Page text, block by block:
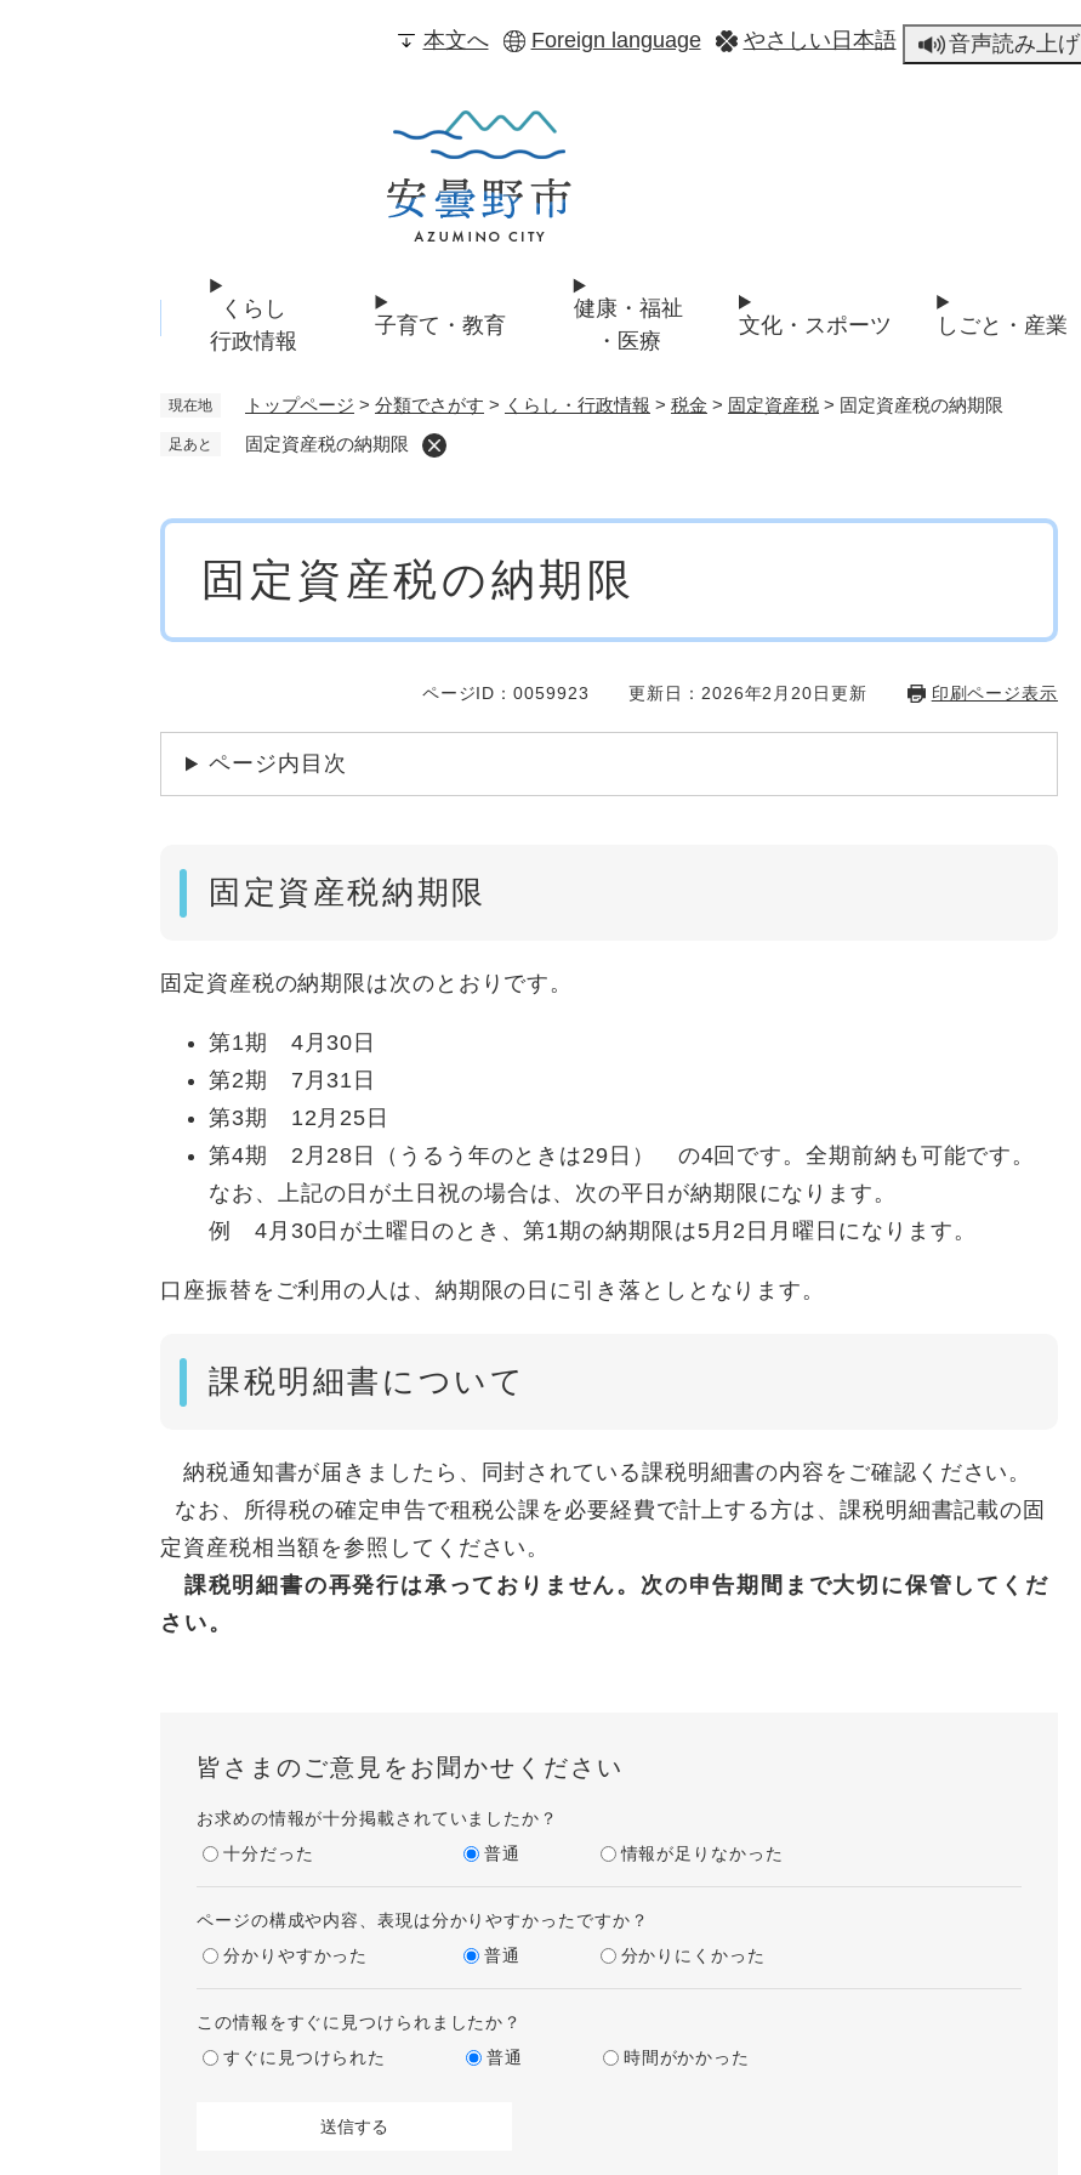
本文へ Foreign language やさしい日本語 音声読み上げ
くらし
行政情報
子育て・教育
健康・福祉
・医療
文化・スポーツ しごと・産業
現在地 トップページ > 分類でさがす > くらし・行政情報 > 税金 > 固定資産税 > 固定資産税の納期限
足あと 固定資産税の納期限
固定資産税の納期限
ページID：0059923 更新日：2026年2月20日更新 印刷ページ表示
ページ内目次
固定資産税納期限
固定資産税の納期限は次のとおりです。
第1期 4月30日
第2期 7月31日
第3期 12月25日
第4期 2月28日（うるう年のときは29日） の4回です。全期前納も可能です。
なお、上記の日が土日祝の場合は、次の平日が納期限になります。
例 4月30日が土曜日のとき、第1期の納期限は5月2日月曜日になります。
口座振替をご利用の人は、納期限の日に引き落としとなります。
課税明細書について
納税通知書が届きましたら、同封されている課税明細書の内容をご確認ください。
なお、所得税の確定申告で租税公課を必要経費で計上する方は、課税明細書記載の固
定資産税相当額を参照してください。
課税明細書の再発行は承っておりません。次の申告期間まで大切に保管してくだ
さい。
皆さまのご意見をお聞かせください
お求めの情報が十分掲載されていましたか？
十分だった
普通 情報が足りなかった
ページの構成や内容、表現は分かりやすかったですか？
分かりやすかった
普通 分かりにくかった
この情報をすぐに見つけられましたか？
すぐに見つけられた
普通 時間がかかった